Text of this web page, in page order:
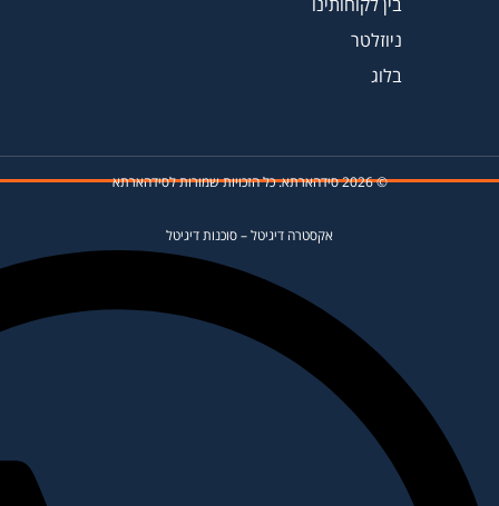
בין לקוחותינו
ניוזלטר
בלוג
© 2026 סידהארתא. כל הזכויות שמורות לסידהארתא
אקסטרה דיגיטל – סוכנות דיגיטל